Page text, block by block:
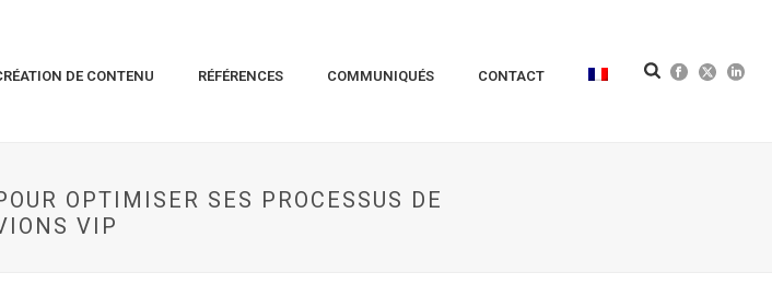
DE CONTENU RÉFÉRENCES COMMUNIQUÉS CONTACT
OPTIMISER SES PROCESSUS DE
VIP